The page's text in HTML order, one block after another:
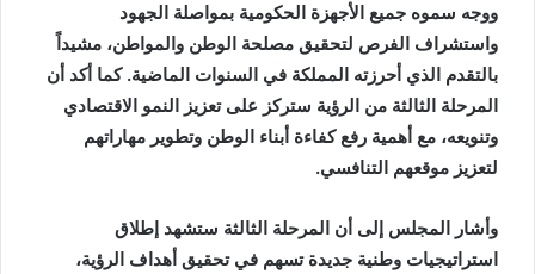
ووجه سموه جميع الأجهزة الحكومية بمواصلة الجهود
واستشراف الفرص لتحقيق مصلحة الوطن والمواطن، مشيداً
بالتقدم الذي أحرزته المملكة في السنوات الماضية. كما أكد أن
المرحلة الثالثة من الرؤية ستركز على تعزيز النمو الاقتصادي
وتنويعه، مع أهمية رفع كفاءة أبناء الوطن وتطوير مهاراتهم
لتعزيز موقعهم التنافسي.
وأشار المجلس إلى أن المرحلة الثالثة ستشهد إطلاق
استراتيجيات وطنية جديدة تسهم في تحقيق أهداف الرؤية،